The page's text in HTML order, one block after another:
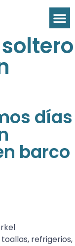
días
barco
refrigerios,